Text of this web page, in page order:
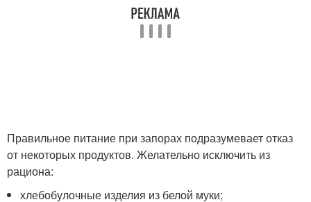
Правильное питание при запорах подразумевает отказ
от некоторых продуктов. Желательно исключить из
рациона:
хлебобулочные изделия из белой муки;